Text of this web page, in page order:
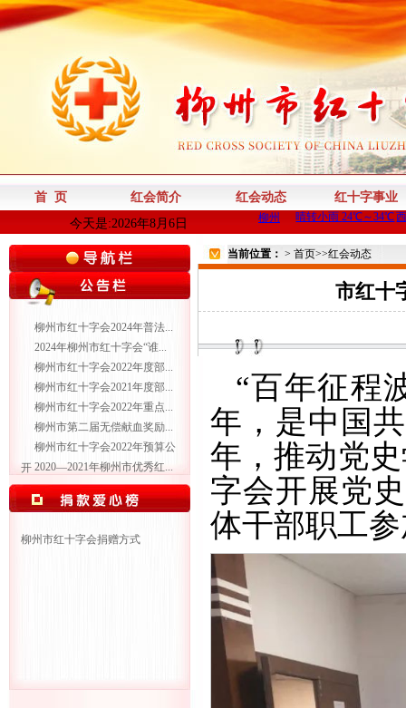
首 页 红会简介 红会动态
红十字事业
今天是:2026年8月6日
柳州市红十字会2024年普法...
2024年柳州市红十字会“谁...
柳州市红十字会2022年度部...
柳州市红十字会2021年度部...
柳州市红十字会2022年重点...
柳州市第二届无偿献血奖励...
柳州市红十字会2022年预算公
开 2020—2021年柳州市优秀红...
柳州市红十字会捐赠方式
当前位置： > 首页>>红会动态
市红十
“百年征程
年，是中国
年，推动党
字会开展党
体干部职工